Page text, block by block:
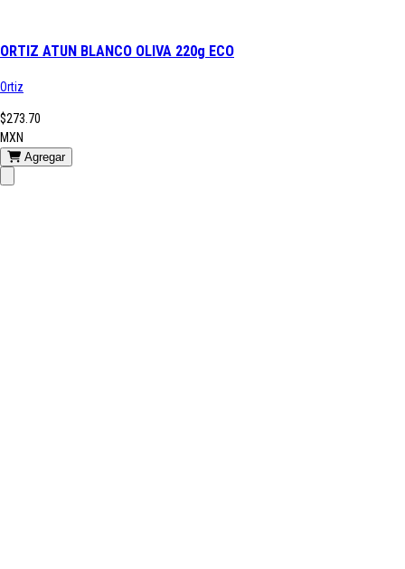
ORTIZ ATUN BLANCO OLIVA 220g ECO
Ortiz
$273.70
MXN
Agregar